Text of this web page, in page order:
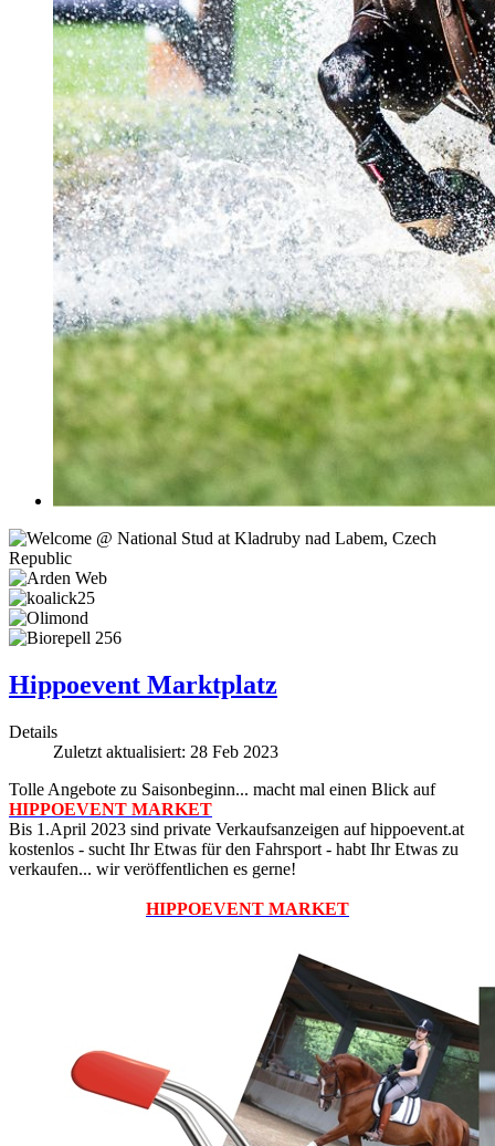
Hippoevent Marktplatz
Details
Zuletzt aktualisiert: 28 Feb 2023
Tolle Angebote zu Saisonbeginn... macht mal einen Blick auf
HIPPOEVENT MARKET
Bis 1.April 2023 sind private Verkaufsanzeigen auf hippoevent.at
kostenlos - sucht Ihr Etwas für den Fahrsport - habt Ihr Etwas zu
verkaufen... wir veröffentlichen es gerne!
HIPPOEVENT MARKET